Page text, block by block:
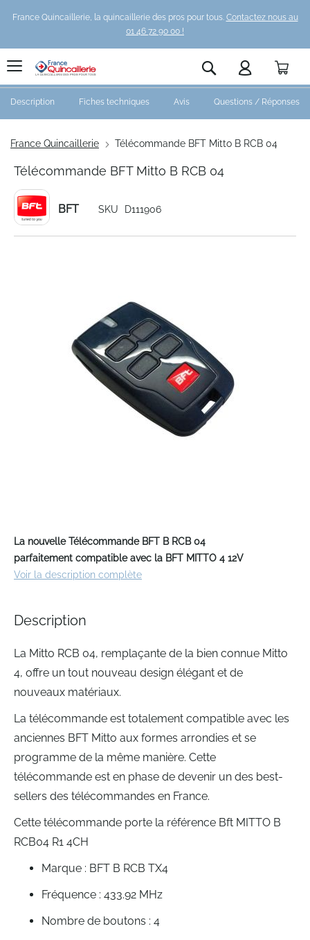
France Quincaillerie, la quincaillerie des pros pour tous. Contactez nous au
01 46 72 90 00 !
Rechercher
France Quincaillerie Télécommande BFT Mitto B RCB 04
Télécommande BFT Mitto B RCB 04
BFT SKU D111906
to
the
beginning
of
gallery
La nouvelle Télécommande BFT B RCB 04
parfaitement compatible avec la BFT MITTO 4 12V
Voir la description complète
Description Fiches techniques Avis Questions / Réponses
Description
La Mitto RCB 04, remplaçante de la bien connue Mitto
4, offre un tout nouveau design élégant et de
nouveaux matériaux.
La télécommande est totalement compatible avec les
anciennes BFT Mitto aux formes arrondies et se
programme de la même manière. Cette
télécommande est en phase de devenir un des best-
sellers des télécommandes en France.
Cette télécommande porte la référence Bft MITTO B
RCB04 R1 4CH
Marque : BFT B RCB TX4
Fréquence : 433.92 MHz
Nombre de boutons : 4